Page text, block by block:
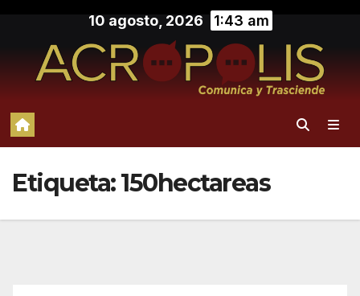
contenido
10 agosto, 2026 1:43 am
Etiqueta:150hectareas